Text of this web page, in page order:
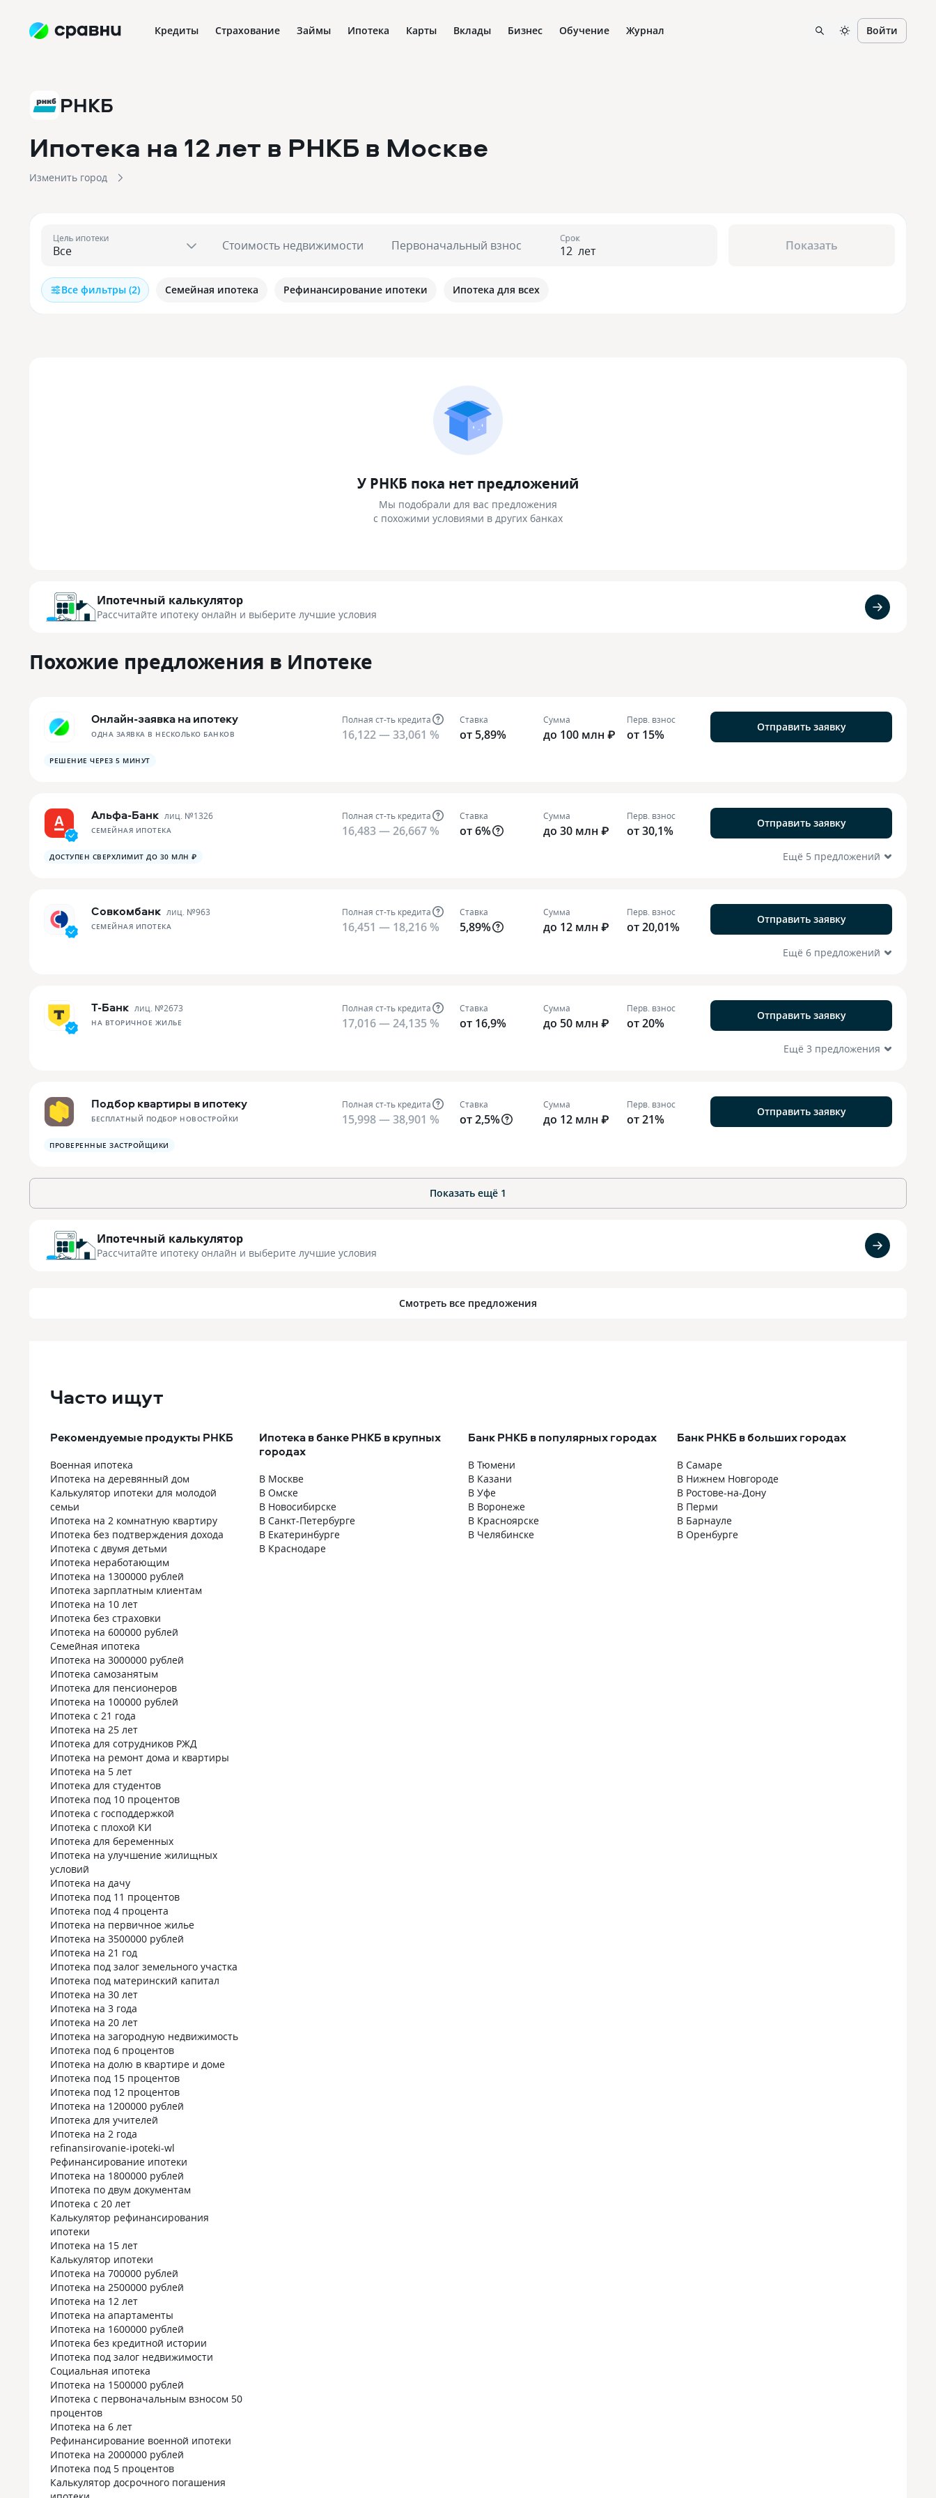
Кредиты Страхование Займы Ипотека Карты Вклады Бизнес Обучение Журнал Войти
РНКБ
Ипотека на 12 лет в РНКБ в Москве
Изменить город
Цель ипотеки Стоимость недвижимости Первоначальный взнос лет
Срок Показать
Все фильтры (2) Семейная ипотека Рефинансирование ипотеки Ипотека для всех
У РНКБ пока нет предложений
Мы подобрали для вас предложения
с похожими условиями в других банках
Ипотечный калькулятор
Рассчитайте ипотеку онлайн и выберите лучшие условия
Похожие предложения в Ипотеке
Онлайн-заявка на ипотеку
ОДНА ЗАЯВКА В НЕСКОЛЬКО БАНКОВ
Полная ст-ть кредита
16,122 — 33,061 %
Ставка
от 5,89%
Сумма
до 100 млн ₽
Перв. взнос
от 15%
Отправить заявку
РЕШЕНИЕ ЧЕРЕЗ 5 МИНУТ
Альфа-Банк лиц. №1326
СЕМЕЙНАЯ ИПОТЕКА
Полная ст-ть кредита
16,483 — 26,667 %
Ставка
от 6%
Сумма
до 30 млн ₽
Перв. взнос
от 30,1%
Отправить заявку
ДОСТУПЕН СВЕРХЛИМИТ ДО 30 МЛН ₽ Ещё 5 предложений
Совкомбанк лиц. №963
СЕМЕЙНАЯ ИПОТЕКА
Полная ст-ть кредита
16,451 — 18,216 %
Ставка
5,89%
Сумма
до 12 млн ₽
Перв. взнос
от 20,01%
Отправить заявку
Ещё 6 предложений
Т-Банк лиц. №2673
НА ВТОРИЧНОЕ ЖИЛЬЕ
Полная ст-ть кредита
17,016 — 24,135 %
Ставка
от 16,9%
Сумма
до 50 млн ₽
Перв. взнос
от 20%
Отправить заявку
Ещё 3 предложения
Подбор квартиры в ипотеку
БЕСПЛАТНЫЙ ПОДБОР НОВОСТРОЙКИ
Полная ст-ть кредита
15,998 — 38,901 %
Ставка
от 2,5%
Сумма
до 12 млн ₽
Перв. взнос
от 21%
Отправить заявку
ПРОВЕРЕННЫЕ ЗАСТРОЙЩИКИ
Показать ещё 1
Ипотечный калькулятор
Рассчитайте ипотеку онлайн и выберите лучшие условия
Смотреть все предложения
Часто ищут
Рекомендуемые продукты РНКБ
Военная ипотека
Ипотека на деревянный дом
Калькулятор ипотеки для молодой
семьи
Ипотека на 2 комнатную квартиру
Ипотека без подтверждения дохода
Ипотека с двумя детьми
Ипотека неработающим
Ипотека на 1300000 рублей
Ипотека зарплатным клиентам
Ипотека на 10 лет
Ипотека без страховки
Ипотека на 600000 рублей
Семейная ипотека
Ипотека на 3000000 рублей
Ипотека самозанятым
Ипотека для пенсионеров
Ипотека на 100000 рублей
Ипотека с 21 года
Ипотека на 25 лет
Ипотека для сотрудников РЖД
Ипотека на ремонт дома и квартиры
Ипотека на 5 лет
Ипотека для студентов
Ипотека под 10 процентов
Ипотека с господдержкой
Ипотека с плохой КИ
Ипотека для беременных
Ипотека на улучшение жилищных
условий
Ипотека на дачу
Ипотека под 11 процентов
Ипотека под 4 процента
Ипотека на первичное жилье
Ипотека на 3500000 рублей
Ипотека на 21 год
Ипотека под залог земельного участка
Ипотека под материнский капитал
Ипотека на 30 лет
Ипотека на 3 года
Ипотека на 20 лет
Ипотека на загородную недвижимость
Ипотека под 6 процентов
Ипотека на долю в квартире и доме
Ипотека под 15 процентов
Ипотека под 12 процентов
Ипотека на 1200000 рублей
Ипотека для учителей
Ипотека на 2 года
refinansirovanie-ipoteki-wl
Рефинансирование ипотеки
Ипотека на 1800000 рублей
Ипотека по двум документам
Ипотека с 20 лет
Калькулятор рефинансирования
ипотеки
Ипотека на 15 лет
Калькулятор ипотеки
Ипотека на 700000 рублей
Ипотека на 2500000 рублей
Ипотека на 12 лет
Ипотека на апартаменты
Ипотека на 1600000 рублей
Ипотека без кредитной истории
Ипотека под залог недвижимости
Социальная ипотека
Ипотека на 1500000 рублей
Ипотека с первоначальным взносом 50
процентов
Ипотека на 6 лет
Рефинансирование военной ипотеки
Ипотека на 2000000 рублей
Ипотека под 5 процентов
Калькулятор досрочного погашения
Ипотека в банке РНКБ в крупных
городах
В Москве
В Омске
В Новосибирске
В Санкт-Петербурге
В Екатеринбурге
В Краснодаре
Банк РНКБ в популярных городах
В Тюмени
В Казани
В Уфе
В Воронеже
В Красноярске
В Челябинске
Банк РНКБ в больших городах
В Самаре
В Нижнем Новгороде
В Ростове-на-Дону
В Перми
В Барнауле
В Оренбурге